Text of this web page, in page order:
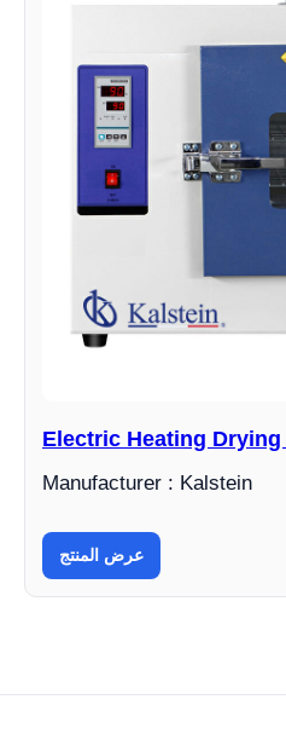
Electric Heating Drying
Manufacturer : Kalstein
عرض المنتج